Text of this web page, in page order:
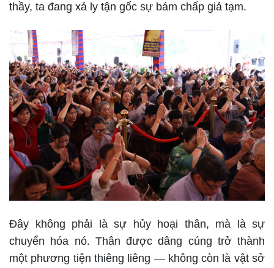
thầy, ta đang xả ly tận gốc sự bám chấp giả tạm.
Đây không phải là sự hủy hoại thân, mà là sự
chuyển hóa nó. Thân được dâng cúng trở thành
một phương tiện thiêng liêng — không còn là vật sở